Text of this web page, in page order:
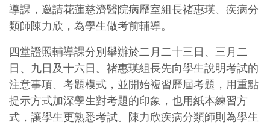
導課，邀請花蓮慈濟醫院病歷室組長禇惠瑛、疾病分
類師陳力欣，為學生做考前輔導。
四堂證照輔導課分別舉辦於二月二十三日、三月二
日、九日及十六日。禇惠瑛組長先向學生說明考試的
注意事項、考題模式，並開始複習歷屆考題，用重點
提示方式加深學生對考題的印象，也用紙本練習方
式，讓學生更熟悉考試。陳力欣疾病分類師則為學生